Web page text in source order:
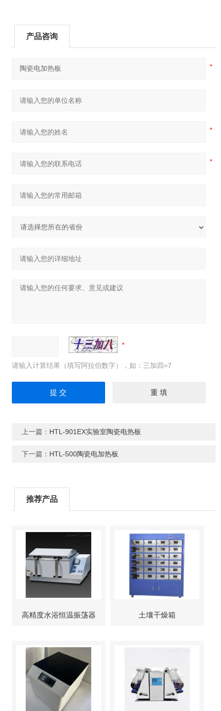
产品咨询
请输入计算结果（填写阿拉伯数字），如：三加四=7
上一篇： HTL-901EX实验室陶瓷电热板
下一篇： HTL-500陶瓷电加热板
推荐产品
高精度水浴恒温振荡器 土壤干燥箱